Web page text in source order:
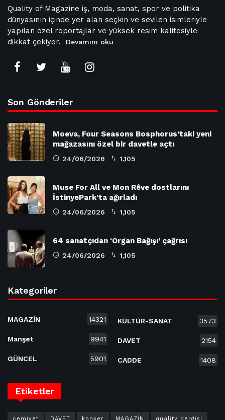
Quality of Magazine iş, moda, sanat, spor ve politika
dünyasının içinde yer alan seçkin ve sevilen isimleriyle
yapılan özel röportajlar ve yüksek resim kalitesiyle
dikkat çekiyor.
Devamını oku
Son Gönderiler
Moeva, Four Seasons Bosphorus’taki yeni
mağazasını özel bir davetle açtı
24/06/2026 1,105
Muse For All ve Mon Rêve dostlarını
İstinyePark’ta ağırladı
24/06/2026 1,105
64 sanatçıdan ‘Organ Bağışı’ çağrısı
24/06/2026 1,105
Kategoriler
MAGAZİN 14321
Manşet 9941
GÜNCEL 5901
KÜLTÜR-SANAT 3573
DAVET 2154
CADDE 1408
Etiketler